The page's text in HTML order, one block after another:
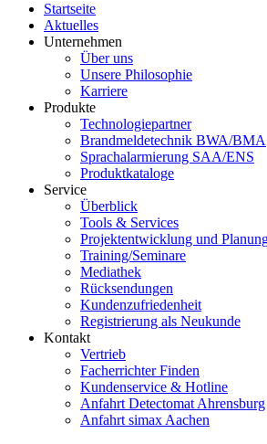
Startseite
Aktuelles
Unternehmen
Über uns
Unsere Philosophie
Karriere
Produkte
Technologiepartner
Brandmeldetechnik BWA/BMA
Sprachalarmierung SAA/ENS
Produktkataloge
Service
Überblick
Tools & Services
Projektentwicklung und
Training/Seminare
Mediathek
Rücksendungen
Kundenzufriedenheit
Registrierung als Neukunde
Kontakt
Vertrieb
Facherrichter Finden
Kundenservice & Hotline
Anfahrt Detectomat Ahrensburg
Anfahrt simax Aachen